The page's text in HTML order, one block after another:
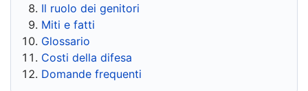
Il ruolo dei genitori
Miti e fatti
Glossario
Costi della difesa
Domande frequenti